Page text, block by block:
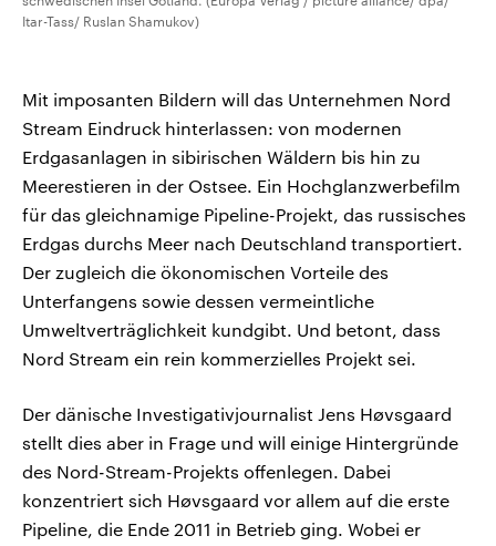
Itar-Tass/ Ruslan Shamukov)
Mit imposanten Bildern will das Unternehmen Nord
Stream Eindruck hinterlassen: von modernen
Erdgasanlagen in sibirischen Wäldern bis hin zu
Meerestieren in der Ostsee. Ein Hochglanzwerbefilm
für das gleichnamige Pipeline-Projekt, das russisches
Erdgas durchs Meer nach Deutschland transportiert.
Der zugleich die ökonomischen Vorteile des
Unterfangens sowie dessen vermeintliche
Umweltverträglichkeit kundgibt. Und betont, dass
Nord Stream ein rein kommerzielles Projekt sei.
Der dänische Investigativjournalist Jens Høvsgaard
stellt dies aber in Frage und will einige Hintergründe
des Nord-Stream-Projekts offenlegen. Dabei
konzentriert sich Høvsgaard vor allem auf die erste
Pipeline, die Ende 2011 in Betrieb ging. Wobei er